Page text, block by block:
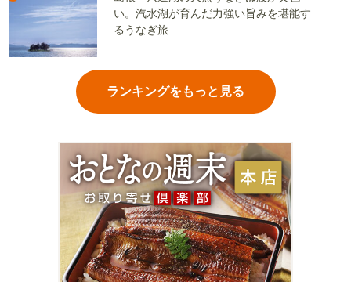
い。汽水湖が育んだ力強い旨みを堪能す
るうなぎ旅
ランキングをもっと見る